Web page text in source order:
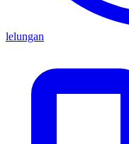
lelungan